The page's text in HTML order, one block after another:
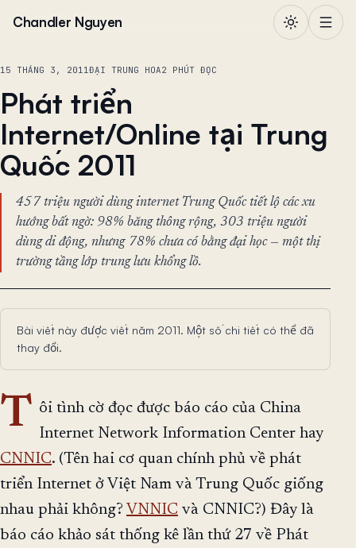
Chandler Nguyen
15 THÁNG 3, 2011ĐẠI TRUNG HOA2 PHÚT ĐỌC
Phát triển
Internet/Online tại Trung
Quốc 2011
457 triệu người dùng internet Trung Quốc tiết lộ các xu
hướng bất ngờ: 98% băng thông rộng, 303 triệu người
dùng di động, nhưng 78% chưa có bằng đại học — một thị
trường tầng lớp trung lưu khổng lồ.
Bài viết này được viết năm 2011. Một số chi tiết có thể đã
thay đổi.
T ôi tình cờ đọc được báo cáo của China
Internet Network Information Center hay
CNNIC. (Tên hai cơ quan chính phủ về phát
triển Internet ở Việt Nam và Trung Quốc giống
nhau phải không? VNNIC và CNNIC?) Đây là
báo cáo khảo sát thống kê lần thứ 27 về Phát